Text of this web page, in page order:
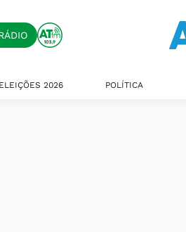
ELEIÇÕES 2026 POLÍTICA